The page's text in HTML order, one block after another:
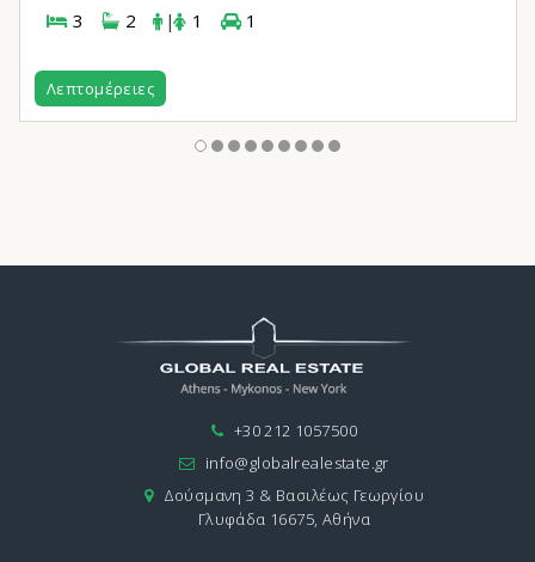
3
2 | 1 1
Λεπτομέρειες
+30 212 1057500
info@globalrealestate.gr
Δούσμανη 3 & Βασιλέως Γεωργίου
Γλυφάδα 16675, Αθήνα